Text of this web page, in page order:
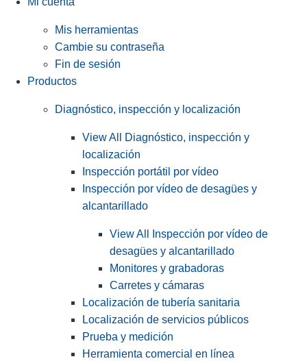
Mis herramientas
Cambie su contraseña
Fin de sesión
Productos
Diagnóstico, inspección y localización
View All Diagnóstico, inspección y
localización
Inspección portátil por vídeo
Inspección por vídeo de desagües y
alcantarillado
View All Inspección por vídeo de
desagües y alcantarillado
Monitores y grabadoras
Carretes y cámaras
Localización de tubería sanitaria
Localización de servicios públicos
Prueba y medición
Herramienta comercial en línea